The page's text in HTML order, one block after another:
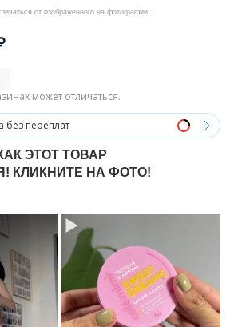
от изображенного на фотографии.
без переплат
может отличаться.
ЭТОТ ТОВАР
КЛИКНИТЕ НА ФОТО!